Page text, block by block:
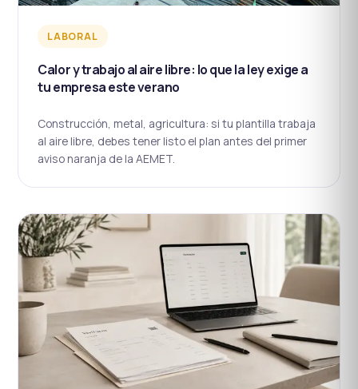
LABORAL
Calor y trabajo al aire libre: lo que la ley exige a
tu empresa este verano
Construcción, metal, agricultura: si tu plantilla trabaja
al aire libre, debes tener listo el plan antes del primer
aviso naranja de la AEMET.